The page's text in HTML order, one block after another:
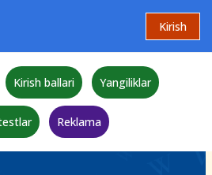
Kirish
Kirish ballari Yangiliklar
Reklama